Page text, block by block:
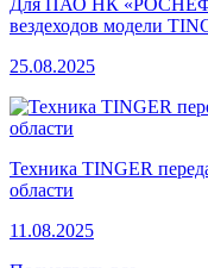
Для ПАО НК
вездеходов модели
25.08.2025
Техника TINGER
области
11.08.2025